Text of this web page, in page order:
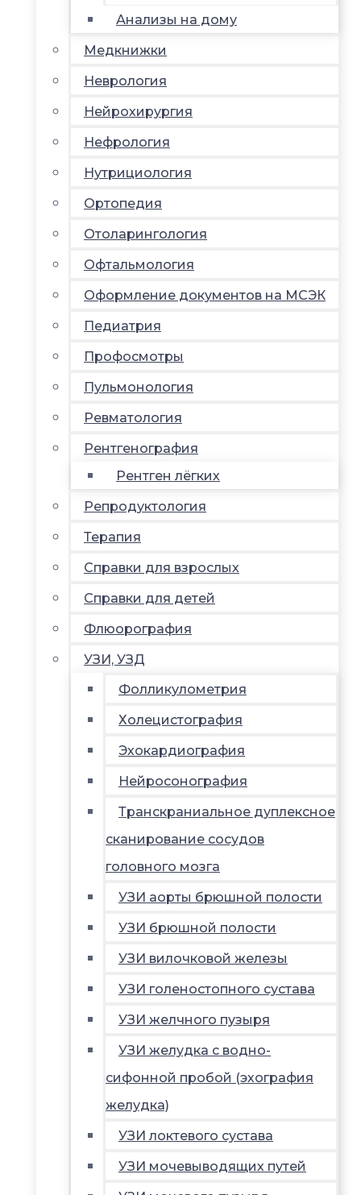
Анализы на дому
Медкнижки
Неврология
Нейрохирургия
Нефрология
Нутрициология
Ортопедия
Отоларингология
Офтальмология
Оформление документов на МСЭК
Педиатрия
Профосмотры
Пульмонология
Ревматология
Рентгенография
Рентген лёгких
Репродуктология
Терапия
Справки для взрослых
Справки для детей
Флюорография
УЗИ, УЗД
Фолликулометрия
Холецистография
Эхокардиография
Нейросонография
Транскраниальное дуплексное
сканирование сосудов
головного мозга
УЗИ аорты брюшной полости
УЗИ брюшной полости
УЗИ вилочковой железы
УЗИ голеностопного сустава
УЗИ желчного пузыря
УЗИ желудка с водно-
сифонной пробой (эхография
желудка)
УЗИ локтевого сустава
УЗИ мочевыводящих путей